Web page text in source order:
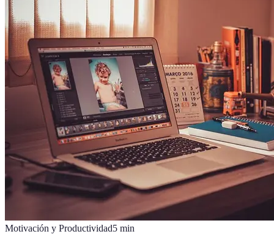
Motivación y Productividad5 min